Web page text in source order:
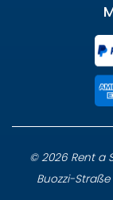
© 2026 Rent a
Buozzi-Straße